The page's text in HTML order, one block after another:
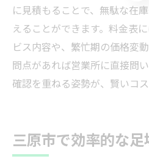
に見積もることで、無駄な在
えることができます。料金表
ビス内容や、繁忙期の価格変
問点があれば営業所に直接問
確認を重ねる姿勢が、賢いコ
三原市で効率的な